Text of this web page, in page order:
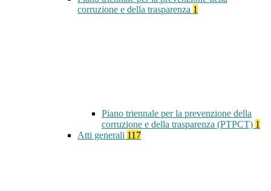
corruzione e della trasparenza 1
Piano triennale per la prevenzione della
corruzione e della trasparenza (PTPCT) 1
Atti generali 117